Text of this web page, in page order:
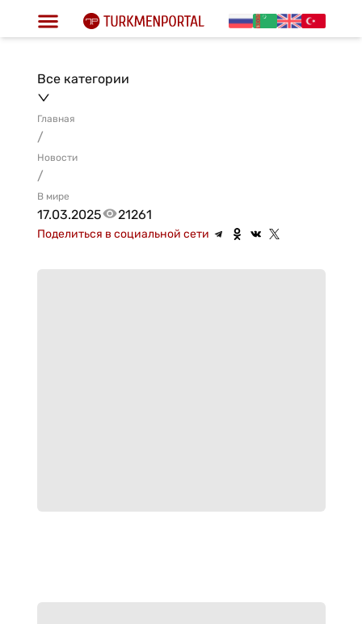
Все категории
Главная
/
Новости
/
В мире
17.03.2025 21261
Поделиться в социальной сети